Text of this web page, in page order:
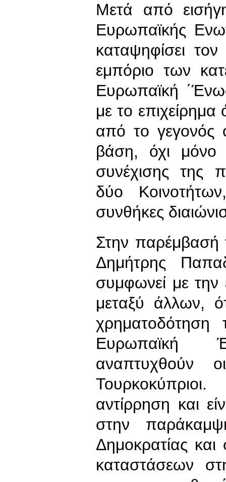
Μετά από
Ευρωπαϊκής
καταψηφίσει
εμπόριο των
Ευρωπαϊκή
με το
από το γεγονός
βάση, όχι μόνο
συνέχισης της
δύο
συνθήκες
Στην
Δημήτρης
συμφωνεί με
μεταξύ άλλων,
Ευρωπαϊκή
αναπτυχθούν
αντίρρηση και
στην
Δημοκρατίας και
καταστάσεων